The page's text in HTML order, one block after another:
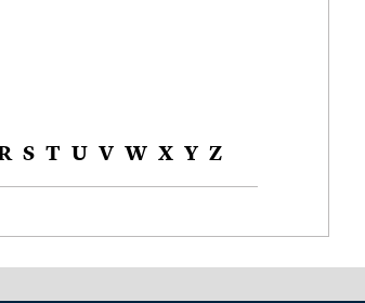
S T U V W X Y Z